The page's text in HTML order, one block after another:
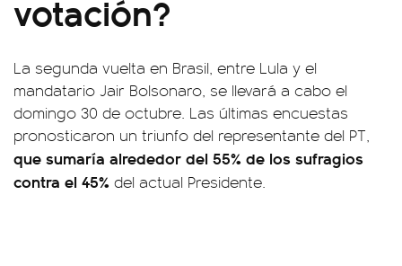
votación?
La segunda vuelta en Brasil, entre Lula y el
mandatario Jair Bolsonaro, se llevará a cabo el
domingo 30 de octubre. Las últimas encuestas
pronosticaron un triunfo del representante del PT,
que sumaría alrededor del 55% de los sufragios
contra el 45% del actual Presidente.